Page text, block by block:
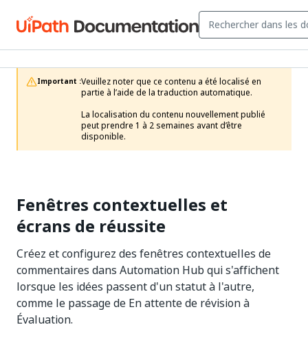
Important :Veuillez noter que ce contenu a été localisé en
partie à l’aide de la traduction automatique.
La localisation du contenu nouvellement publié
peut prendre 1 à 2 semaines avant d’être
disponible.
Fenêtres contextuelles et
écrans de réussite
Créez et configurez des fenêtres contextuelles de
commentaires dans Automation Hub qui s'affichent
lorsque les idées passent d'un statut à l'autre,
comme le passage de En attente de révision à
Évaluation.